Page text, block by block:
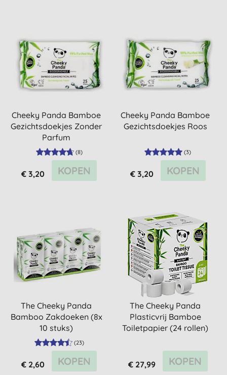
Cheeky Panda Bamboe
Gezichtsdoekjes Zonder
Parfum
(8)
€ 3,20 KOPEN
Cheeky Panda Bamboe
Gezichtsdoekjes Roos
(3)
€ 3,20 KOPEN
The Cheeky Panda
Bamboo Zakdoeken (8x
10 stuks)
(23)
€ 2,60 KOPEN
The Cheeky Panda
Plasticvrij Bamboe
Toiletpapier (24 rollen)
€ 27,99 KOPEN